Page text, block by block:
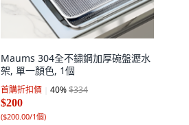
Maums 304全不鏽鋼加厚碗盤瀝水
架, 單一顏色, 1個
首購折扣價 40%$334
$200
($200.00/1個)